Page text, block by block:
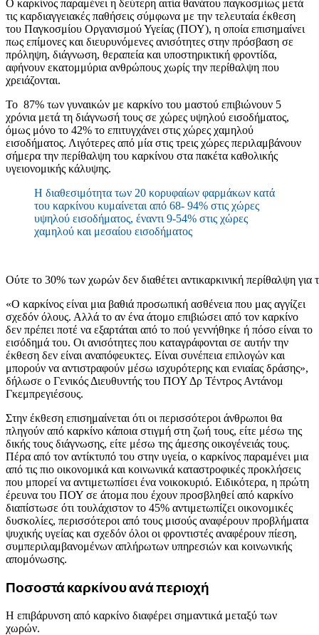
Ο καρκίνος παραμένει η δεύτερη αιτία θανάτου παγκοσμίως μετά
τις καρδιαγγειακές παθήσεις σύμφωνα με την τελευταία έκθεση
του Παγκοσμίου Οργανισμού Υγείας (ΠΟΥ), η οποία επισημαίνει
πως επίμονες και διευρυνόμενες ανισότητες στην πρόσβαση σε
πρόληψη, διάγνωση, θεραπεία και υποστηρικτική φροντίδα,
αφήνουν εκατομμύρια ανθρώπους χωρίς την περίθαλψη που
χρειάζονται.
Το 87% των γυναικών με καρκίνο του μαστού επιβιώνουν 5
χρόνια μετά τη διάγνωσή τους σε χώρες υψηλού εισοδήματος,
όμως μόνο το 42% το επιτυγχάνει στις χώρες χαμηλού
εισοδήματος. Λιγότερες από μία στις τρεις χώρες περιλαμβάνουν
σήμερα την περίθαλψη του καρκίνου στα πακέτα καθολικής
υγειονομικής κάλυψης.
Η διαθεσιμότητα των 20 κορυφαίων φαρμάκων κατά
του καρκίνου κυμαίνεται από 68- 94% στις χώρες
υψηλού εισοδήματος, έναντι 9-54% στις χώρες
χαμηλού και μεσαίου εισοδήματος
Ούτε το 30% των χωρών δεν διαθέτει αντικαρκινική περίθαλψη για
«Ο καρκίνος είναι μια βαθιά προσωπική ασθένεια που μας αγγίζει
σχεδόν όλους. Αλλά το αν ένα άτομο επιβιώσει από τον καρκίνο
δεν πρέπει ποτέ να εξαρτάται από το πού γεννήθηκε ή πόσο είναι το
εισόδημά του. Οι ανισότητες που καταγράφονται σε αυτήν την
έκθεση δεν είναι αναπόφευκτες. Είναι συνέπεια επιλογών και
μπορούν να αντιστραφούν μέσω ισχυρότερης και ενιαίας δράσης»,
δήλωσε ο Γενικός Διευθυντής του ΠΟΥ Δρ Τέντρος Αντάνομ
Γκεμπρεγιέσους.
Στην έκθεση επισημαίνεται ότι οι περισσότεροι άνθρωποι θα
πληγούν από καρκίνο κάποια στιγμή στη ζωή τους, είτε μέσω της
δικής τους διάγνωσης, είτε μέσω της άμεσης οικογένειάς τους.
Πέρα από τον αντίκτυπό του στην υγεία, ο καρκίνος παραμένει μια
από τις πιο οικονομικά και κοινωνικά καταστροφικές προκλήσεις
που μπορεί να αντιμετωπίσει ένα νοικοκυριό. Ειδικότερα, η πρώτη
έρευνα του ΠΟΥ σε άτομα που έχουν προσβληθεί από καρκίνο
διαπίστωσε ότι τουλάχιστον το 45% αντιμετωπίζει οικονομικές
δυσκολίες, περισσότεροι από τους μισούς αναφέρουν προβλήματα
ψυχικής υγείας και σχεδόν όλοι οι φροντιστές αναφέρουν πίεση,
συμπεριλαμβανομένων απλήρωτων υπηρεσιών και κοινωνικής
απομόνωσης.
Ποσοστά καρκίνου ανά περιοχή
Η επιβάρυνση από καρκίνο διαφέρει σημαντικά μεταξύ των
χωρών.